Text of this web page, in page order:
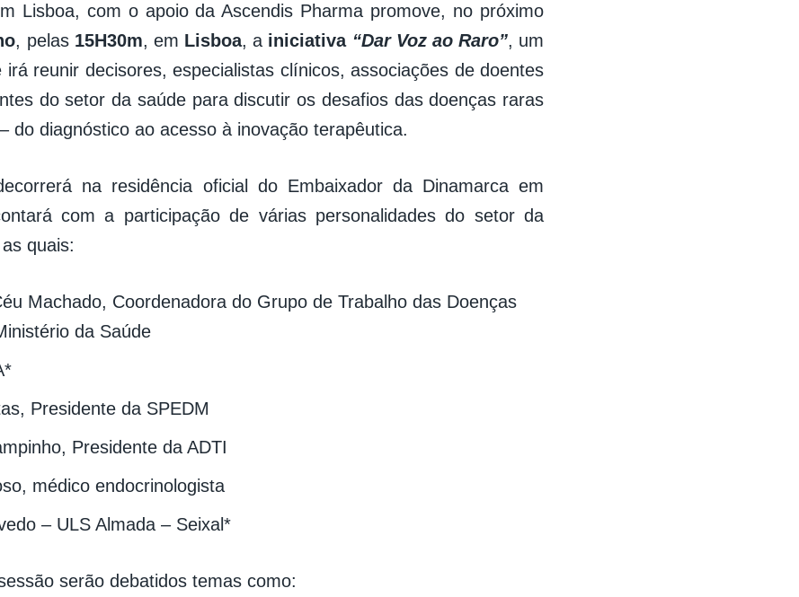
Lisboa, com o apoio da Ascendis Pharma promove, no próximo
, pelas 15H30m, em Lisboa, a iniciativa “Dar Voz ao Raro”, um
irá reunir decisores, especialistas clínicos, associações de doentes
do setor da saúde para discutir os desafios das doenças raras
do diagnóstico ao acesso à inovação terapêutica.
na residência oficial do Embaixador da Dinamarca em
com a participação de várias personalidades do setor da
quais:
Machado, Coordenadora do Grupo de Trabalho das Doenças
da Saúde
Presidente da SPEDM
Presidente da ADTI
médico endocrinologista
– ULS Almada – Seixal*
serão debatidos temas como: